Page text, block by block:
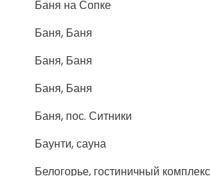
Баня на Сопке
Баня, Баня
Баня, Баня
Баня, Баня
Баня, пос. Ситники
Баунти, сауна
Белогорье, гостиничный комплекс